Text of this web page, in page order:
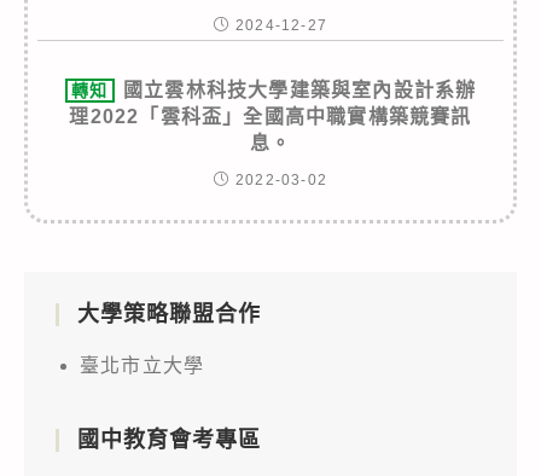
2024-12-27
轉知
國立雲林科技大學建築與室內設計系辦
理2022「雲科盃」全國高中職實構築競賽訊
息。
2022-03-02
大學策略聯盟合作
臺北市立大學
國中教育會考專區